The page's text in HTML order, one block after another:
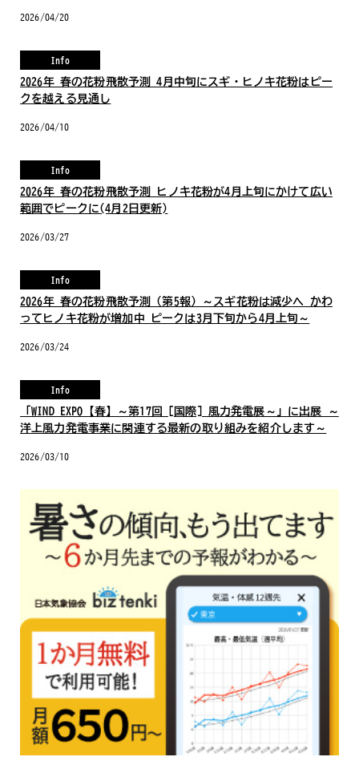
2026/04/20
Info
2026年 春の花粉飛散予測 4月中旬にスギ・ヒノキ花粉はピー
クを越える見通し
2026/04/10
Info
2026年 春の花粉飛散予測 ヒノキ花粉が4月上旬にかけて広い
範囲でピークに(4月2日更新)
2026/03/27
Info
2026年 春の花粉飛散予測（第5報）～スギ花粉は減少へ かわ
ってヒノキ花粉が増加中 ピークは3月下旬から4月上旬～
2026/03/24
Info
「WIND EXPO【春】～第17回 [国際] 風力発電展～」に出展 ～
洋上風力発電事業に関連する最新の取り組みを紹介します～
2026/03/10